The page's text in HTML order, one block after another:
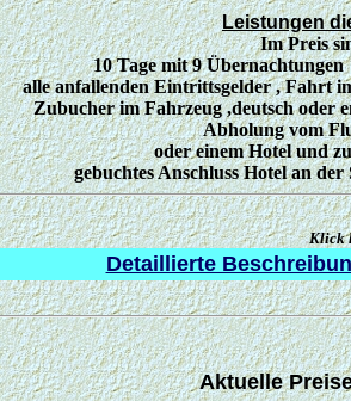
Leistungen
Im Preis
10 Tage mit 9
alle anfallenden Eintrittsgelder , Fahrt
Zubucher im Fahrzeug ,deutsch oder
Abholung vom
oder einem Hotel und
gebuchtes Anschluss Hotel an
.Klick
Detaillierte
Aktuelle